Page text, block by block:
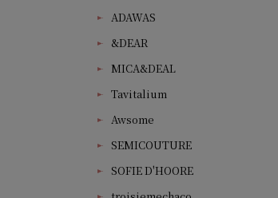
ADAWAS
&DEAR
MICA&DEAL
Tavitalium
Awsome
SEMICOUTURE
SOFIE D'HOORE